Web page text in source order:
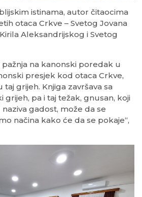
istinama, autor čitaocima
otaca Crkve – Svetog Jovana
Aleksandrijskog i Svetog
na kanonski poredak u
presjek kod otaca Crkve,
grijeh. Knjiga završava sa
grijeh, pa i taj težak, gnusan, koji
gadost, može da se
načina kako će da se pokaje“,